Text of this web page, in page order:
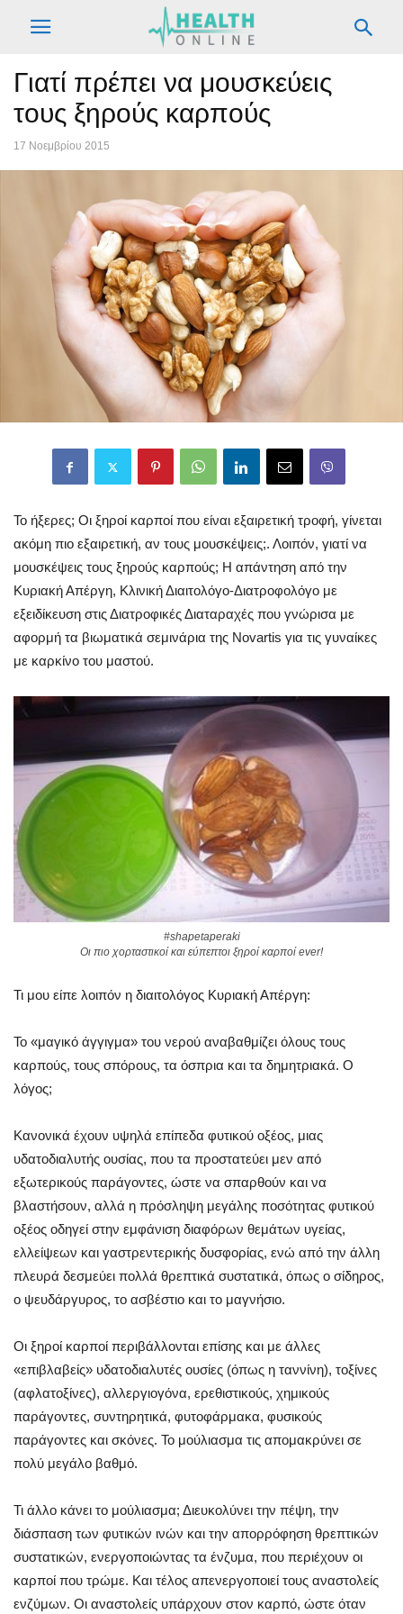
Γιατί πρέπει να μουσκεύεις
τους ξηρούς καρπούς
17 Νοεμβρίου 2015
Το ήξερες; Οι ξηροί καρποί που είναι εξαιρετική τροφή, γίνεται
ακόμη πιο εξαιρετική, αν τους μουσκέψεις;. Λοιπόν, γιατί να
μουσκέψεις τους ξηρούς καρπούς; Η απάντηση από την
Κυριακή Απέργη, Κλινική Διαιτολόγο-Διατροφολόγο με
εξειδίκευση στις Διατροφικές Διαταραχές που γνώρισα με
αφορμή τα βιωματικά σεμινάρια της Novartis για τις γυναίκες
με καρκίνο του μαστού.
#shapetaperaki
Οι πιο χορταστικοί και εύπεπτοι ξηροί καρποί ever!
Τι μου είπε λοιπόν η διαιτολόγος Κυριακή Απέργη:
Το «μαγικό άγγιγμα» του νερού αναβαθμίζει όλους τους
καρπούς, τους σπόρους, τα όσπρια και τα δημητριακά. Ο
λόγος;
Κανονικά έχουν υψηλά επίπεδα φυτικού οξέος, μιας
υδατοδιαλυτής ουσίας, που τα προστατεύει μεν από
εξωτερικούς παράγοντες, ώστε να σπαρθούν και να
βλαστήσουν, αλλά η πρόσληψη μεγάλης ποσότητας φυτικού
οξέος οδηγεί στην εμφάνιση διαφόρων θεμάτων υγείας,
ελλείψεων και γαστρεντερικής δυσφορίας, ενώ από την άλλη
πλευρά δεσμεύει πολλά θρεπτικά συστατικά, όπως ο σίδηρος,
ο ψευδάργυρος, το ασβέστιο και το μαγνήσιο.
Οι ξηροί καρποί περιβάλλονται επίσης και με άλλες
«επιβλαβείς» υδατοδιαλυτές ουσίες (όπως η ταννίνη), τοξίνες
(αφλατοξίνες), αλλεργιογόνα, ερεθιστικούς, χημικούς
παράγοντες, συντηρητικά, φυτοφάρμακα, φυσικούς
παράγοντες και σκόνες. Το μούλιασμα τις απομακρύνει σε
πολύ μεγάλο βαθμό.
Τι άλλο κάνει το μούλιασμα; Διευκολύνει την πέψη, την
διάσπαση των φυτικών ινών και την απορρόφηση θρεπτικών
συστατικών, ενεργοποιώντας τα ένζυμα, που περιέχουν οι
καρποί που τρώμε. Και τέλος απενεργοποιεί τους αναστολείς
ενζύμων. Οι αναστολείς υπάρχουν στον καρπό, ώστε όταν